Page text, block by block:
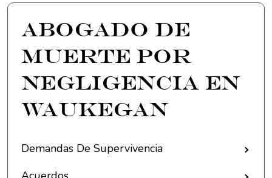
Abogado de
Muerte por
Negligencia en
Waukegan
Demandas De Supervivencia